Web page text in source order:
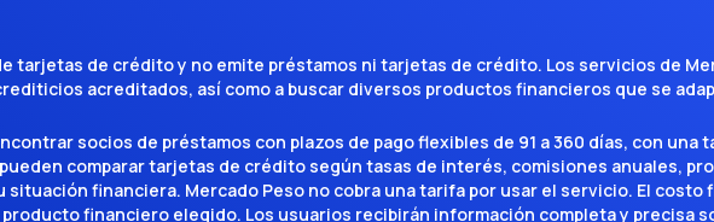
tarjetas de crédito y no emite préstamos ni tarjetas de crédito. Los servicios de
acreditados, así como a buscar diversos productos financieros que se
socios de préstamos con plazos de pago flexibles de 91 a 360 días, con una
comparar tarjetas de crédito según tasas de interés, comisiones anuales,
financiera. Mercado Peso no cobra una tarifa por usar el servicio. El
financiero elegido. Los usuarios recibirán información completa y precisa